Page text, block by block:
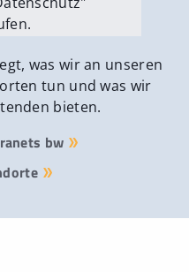
erlauben
was wir an unseren
tun und was wir
bieten.
bw